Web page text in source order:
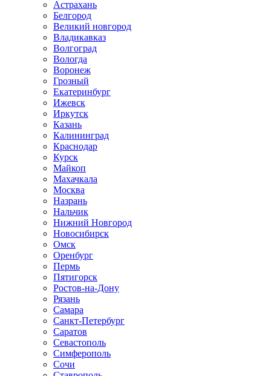
Астрахань
Белгород
Великий новгород
Владикавказ
Волгоград
Вологда
Воронеж
Грозный
Екатеринбург
Ижевск
Иркутск
Казань
Калининград
Краснодар
Курск
Майкоп
Махачкала
Москва
Назрань
Нальчик
Нижний Новгород
Новосибирск
Омск
Оренбург
Пермь
Пятигорск
Ростов-на-Дону
Рязань
Самара
Санкт-Петербург
Саратов
Севастополь
Симферополь
Сочи